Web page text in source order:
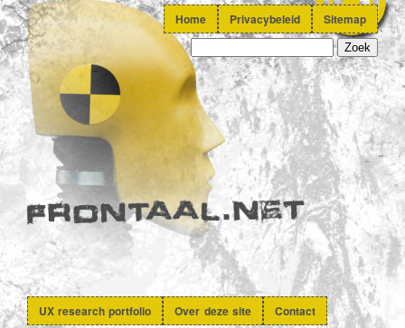
Home Privacybeleid Sitemap
UX research portfolio Over deze site Contact